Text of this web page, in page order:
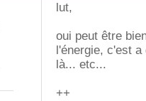
lut,
oui peut être
l'énergie, c'est
là... etc...
++